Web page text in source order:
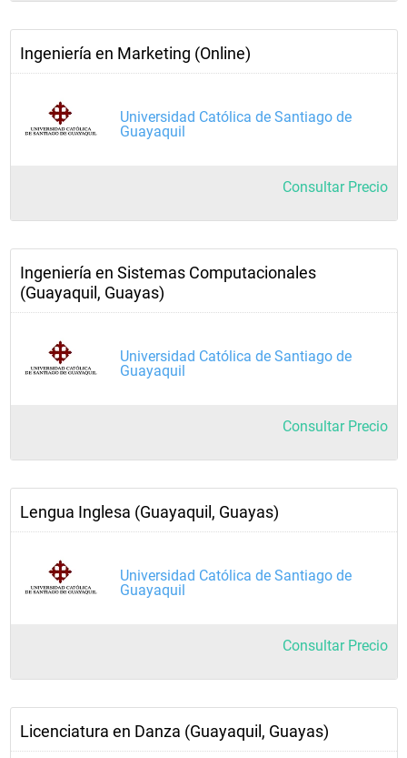
Ingeniería en Marketing (Online)
Universidad Católica de Santiago de
Guayaquil
Consultar Precio
Ingeniería en Sistemas Computacionales
(Guayaquil, Guayas)
Universidad Católica de Santiago de
Guayaquil
Consultar Precio
Lengua Inglesa (Guayaquil, Guayas)
Universidad Católica de Santiago de
Guayaquil
Consultar Precio
Licenciatura en Danza (Guayaquil, Guayas)